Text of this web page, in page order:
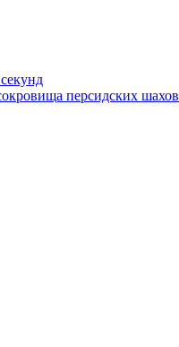
персидских шахов